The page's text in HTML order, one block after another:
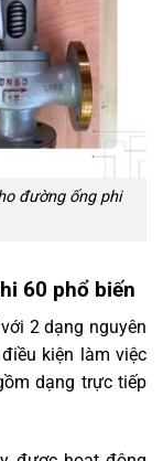
đường ống phi
60 phổ biến
2 dạng nguyên
kiện làm việc
dạng trực tiếp